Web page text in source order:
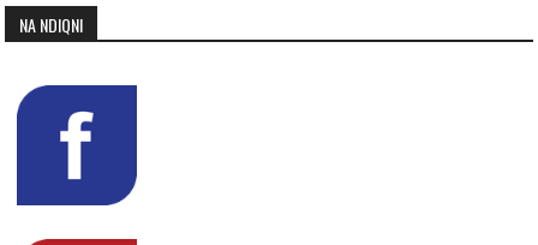
NA NDIQNI